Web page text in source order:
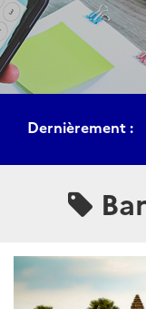
Dernièrement :